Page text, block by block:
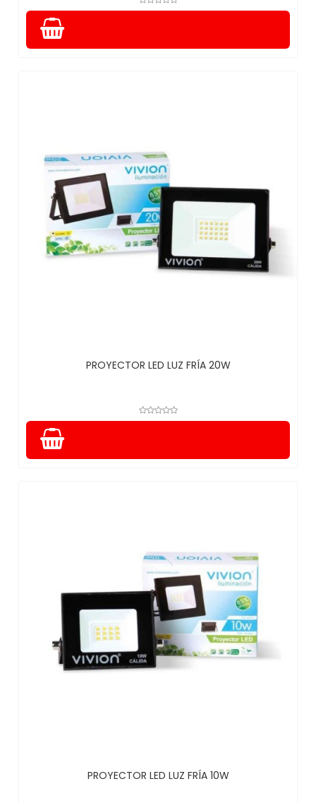
PROYECTOR LED LUZ FRÍA 20W
PROYECTOR LED LUZ FRÍA 10W